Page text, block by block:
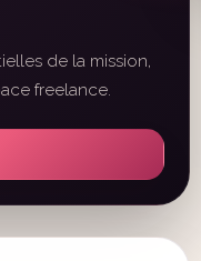
de la mission,
freelance.